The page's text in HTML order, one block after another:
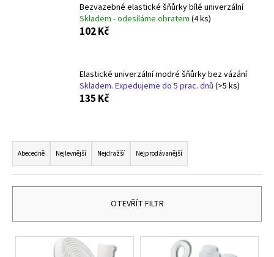
Bezvazebné elastické šňůrky bílé univerzální
Skladem - odesíláme obratem (4 ks)
102 Kč
Elastické univerzální modré šňůrky bez vázání
Skladem. Expedujeme do 5 prac. dnů (>5 ks)
135 Kč
Ř
a
z
e
í
p
Abecedně Nejlevnější Nejdražší Nejprodávanější
OTEVŘÍT FILTR
V
HLEDAT
u
č
u
j